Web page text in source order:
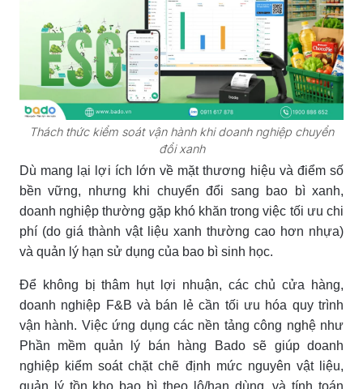
Thách thức kiểm soát vận hành khi doanh nghiệp chuyển
đổi xanh
Dù mang lại lợi ích lớn về mặt thương hiệu và điểm số
bền vững, nhưng khi chuyển đổi sang bao bì xanh,
doanh nghiệp thường gặp khó khăn trong việc tối ưu chi
phí (do giá thành vật liệu xanh thường cao hơn nhựa)
và quản lý hạn sử dụng của bao bì sinh học.
Để không bị thâm hụt lợi nhuận, các chủ cửa hàng,
doanh nghiệp F&B và bán lẻ cần tối ưu hóa quy trình
vận hành. Việc ứng dụng các nền tảng công nghệ như
Phần mềm quản lý bán hàng Bado sẽ giúp doanh
nghiệp kiểm soát chặt chẽ định mức nguyên vật liệu,
quản lý tồn kho bao bì theo lô/hạn dùng, và tính toán